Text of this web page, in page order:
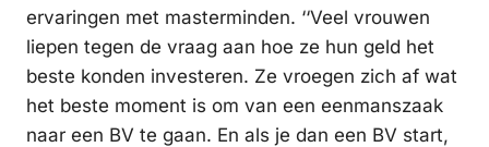
ervaringen met masterminden. ‘‘Veel vrouwen
liepen tegen de vraag aan hoe ze hun geld het
beste konden investeren. Ze vroegen zich af wat
het beste moment is om van een eenmanszaak
naar een BV te gaan. En als je dan een BV start,